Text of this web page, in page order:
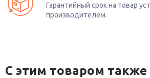
Гарантийный срок на товар
производителем.
С этим товаром